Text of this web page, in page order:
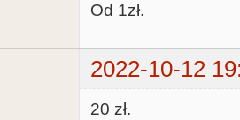
Od 1zł.
2022-10-12
20 zł.